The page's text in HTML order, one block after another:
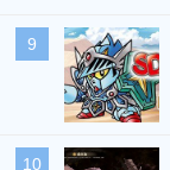
9
10